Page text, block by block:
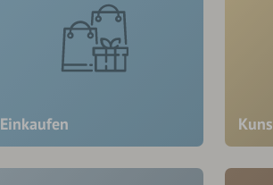
Einkaufen